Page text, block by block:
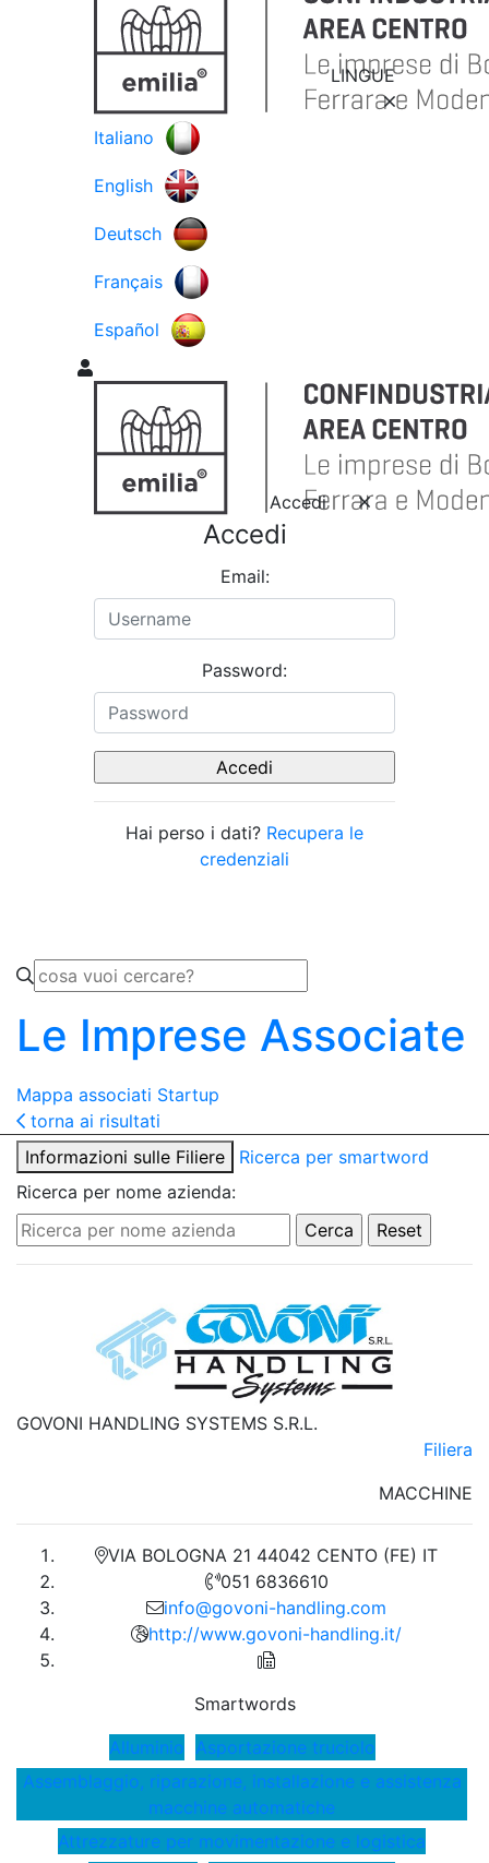
LINGUE
Italiano
English
Deutsch
Français
Español
Accedi
Accedi
Email:
Password:
Hai perso i dati? Recupera le
credenziali
Le Imprese Associate
Mappa associati Startup
torna ai risultati
Informazioni sulle Filiere
Ricerca per smartword
Ricerca per nome azienda:
GOVONI HANDLING SYSTEMS S.R.L.
Filiera
MACCHINE
VIA BOLOGNA 21 44042 CENTO (FE) IT
051 6836610
info@govoni-handling.com
http://www.govoni-handling.it/
Smartwords
Alluminio Asportazione truciolo
Assemblaggio, riparazione, installazione e assistenza
macchine automatiche
Attrezzature per movimentazione e logistica